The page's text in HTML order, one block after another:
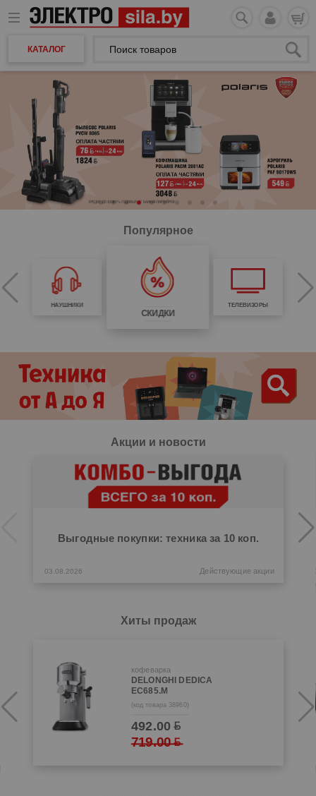
КАТАЛОГ
Популярное
НАУШНИКИ
СКИДКИ
ТЕЛЕВИЗОРЫ
Акции и новости
03.08.2026 Действующие акции
Выгодные покупки: техника за 10 коп.
Хиты продаж
кофеварка
DELONGHI DEDICA
EC685.M
(код товара 38960)
492.00
719.00